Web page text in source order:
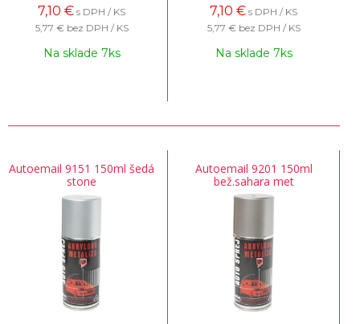
7,10 € s DPH / KS
5,77 € bez DPH / KS
Na sklade 7ks
7,10 € s DPH / KS
5,77 € bez DPH / KS
Na sklade 7ks
Autoemail 9151 150ml šedá
stone
Autoemail 9201 150ml
bež.sahara met